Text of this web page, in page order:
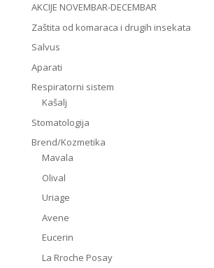
AKCIJE NOVEMBAR-DECEMBAR
Zaštita od komaraca i drugih insekata
Salvus
Aparati
Respiratorni sistem
Kašalj
Stomatologija
Brend/Kozmetika
Mavala
Olival
Uriage
Avene
Eucerin
La Rroche Posay